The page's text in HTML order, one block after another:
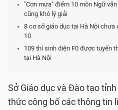
"Cơn mưa" điểm 10 môn Ngữ
cũng khó lý giải
8 cơ sở giáo dục tại Hà Nội
10
109 thí sinh diện F0 được tuyển
tại Hà Nội
Sở Giáo dục và Đào tạo tỉnh
thức công bố các thông tin